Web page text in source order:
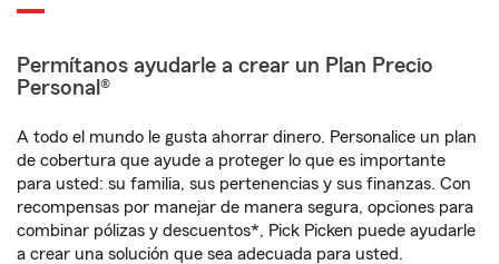
Permítanos ayudarle a crear un Plan Precio
Personal®
A todo el mundo le gusta ahorrar dinero. Personalice un plan
de cobertura que ayude a proteger lo que es importante
para usted: su familia, sus pertenencias y sus finanzas. Con
recompensas por manejar de manera segura, opciones para
combinar pólizas y descuentos*, Pick Picken puede ayudarle
a crear una solución que sea adecuada para usted.